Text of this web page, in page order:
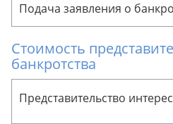
Рекомендация
Рекомендация
Совет
Рекомендация
Подача заявления о
Стоимость
банкротства
Представительство